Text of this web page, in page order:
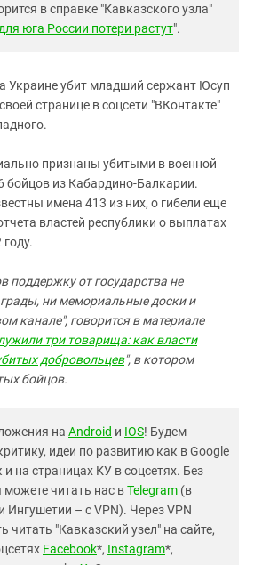
в справке "Кавказского узла"
юга России потери растут".
Украине убит младший сержант Юсуп
странице в соцсети "ВКонтакте"
признаны убитыми в военной
бойцов из Кабардино-Балкарии.
имена 413 из них, о гибели еще
властей республики о выплатах
поддержку от государства не
ни мемориальные доски и
канале", говорится в материале
три товарища: как власти
добровольцев", в котором
бойцов.
на Android и IOS! Будем
идеи по развитию как в Google
и на страницах КУ в соцсетях. Без
читать нас вTelegram (в
Ингушетии – с VPN). Через VPN
"Кавказский узел" на сайте,
Facebook*, Instagram*,